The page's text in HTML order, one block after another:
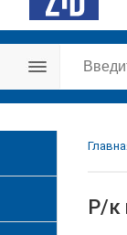
Р/к